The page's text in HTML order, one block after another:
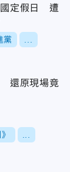
國定假日 遭
黨
還原現場竟